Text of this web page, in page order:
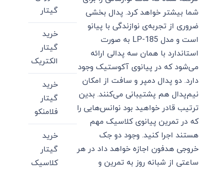
شما بیشتر خواهد کرد. پدال بخشی
ضروری از تجربه‌ی نوازندگی با پیانو
است و مدل LP-185 به صورت
استاندارد با همان سه پدالی ارائه
می‌شود که در پیانوی آکوستیک وجود
دارد. دو پدال دمپر و سافت از امکان
نیم‌پدال هم پشتیبانی می‌کنند. بدین
ترتیب قادر خواهید بود نوانس‌هایی را
که در تمرین پیانوی کلاسیک مهم
هستند اجرا کنید. وجود دو جک
خروجی هدفون اجازه خواهد داد در هر
ساعتی از شبانه روز به تمرین و
گیتار
خرید
گیتار
الکتریک
خرید
گیتار
فلامنکو
خرید
گیتار
کلاسیک